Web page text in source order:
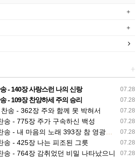
+
07.28
- 140장 사랑스런 나의 신랑
07.28
- 109장 찬양하세 주의 승리
07.28
송 - 362장 주와 함께 못 박혀서
07.28
송 - 775장 주가 구속하신 백성
07.28
마음의 노래 393장 참 영광스런 우리 왕
07.28
송 - 425장 나는 피조된 그릇
07.28
송 - 764장 감취었던 비밀 나타났으니